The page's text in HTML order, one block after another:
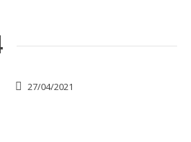
27/04/2021